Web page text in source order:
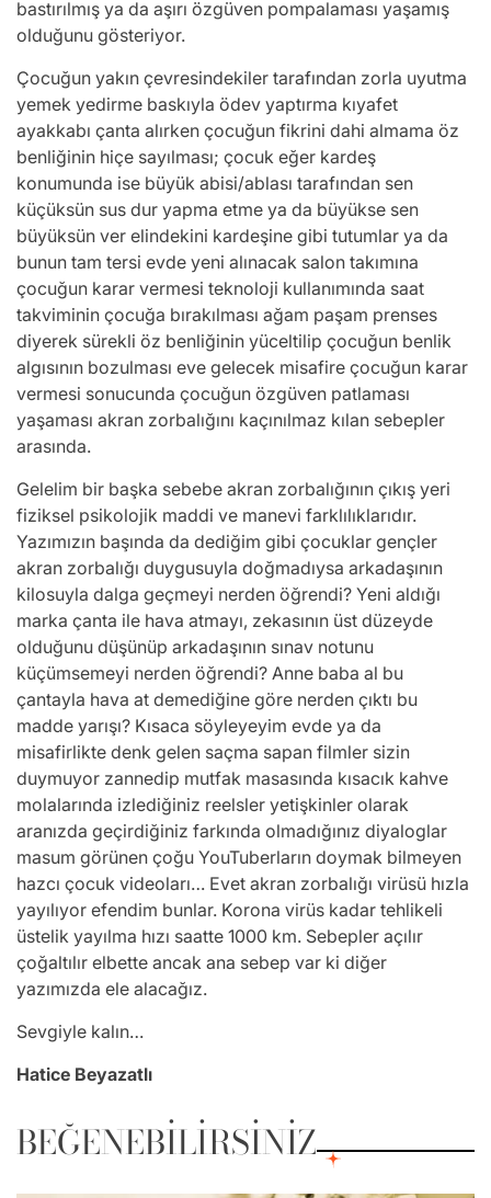
bastırılmış ya da aşırı özgüven pompalaması yaşamış
olduğunu gösteriyor.
Çocuğun yakın çevresindekiler tarafından zorla uyutma
yemek yedirme baskıyla ödev yaptırma kıyafet
ayakkabı çanta alırken çocuğun fikrini dahi almama öz
benliğinin hiçe sayılması; çocuk eğer kardeş
konumunda ise büyük abisi/ablası tarafından sen
küçüksün sus dur yapma etme ya da büyükse sen
büyüksün ver elindekini kardeşine gibi tutumlar ya da
bunun tam tersi evde yeni alınacak salon takımına
çocuğun karar vermesi teknoloji kullanımında saat
takviminin çocuğa bırakılması ağam paşam prenses
diyerek sürekli öz benliğinin yüceltilip çocuğun benlik
algısının bozulması eve gelecek misafire çocuğun karar
vermesi sonucunda çocuğun özgüven patlaması
yaşaması akran zorbalığını kaçınılmaz kılan sebepler
arasında.
Gelelim bir başka sebebe akran zorbalığının çıkış yeri
fiziksel psikolojik maddi ve manevi farklılıklarıdır.
Yazımızın başında da dediğim gibi çocuklar gençler
akran zorbalığı duygusuyla doğmadıysa arkadaşının
kilosuyla dalga geçmeyi nerden öğrendi? Yeni aldığı
marka çanta ile hava atmayı, zekasının üst düzeyde
olduğunu düşünüp arkadaşının sınav notunu
küçümsemeyi nerden öğrendi? Anne baba al bu
çantayla hava at demediğine göre nerden çıktı bu
madde yarışı? Kısaca söyleyeyim evde ya da
misafirlikte denk gelen saçma sapan filmler sizin
duymuyor zannedip mutfak masasında kısacık kahve
molalarında izlediğiniz reelsler yetişkinler olarak
aranızda geçirdiğiniz farkında olmadığınız diyaloglar
masum görünen çoğu YouTuberların doymak bilmeyen
hazcı çocuk videoları… Evet akran zorbalığı virüsü hızla
yayılıyor efendim bunlar. Korona virüs kadar tehlikeli
üstelik yayılma hızı saatte 1000 km. Sebepler açılır
çoğaltılır elbette ancak ana sebep var ki diğer
yazımızda ele alacağız.
Sevgiyle kalın…
Hatice Beyazatlı
BEĞENEBILIRSINIZ